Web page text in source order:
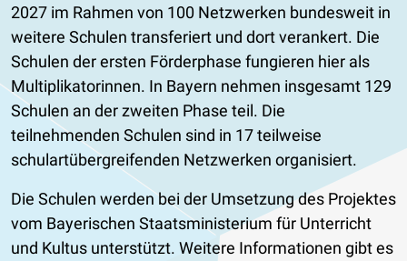
2027 im Rahmen von 100 Netzwerken bundesweit in
weitere Schulen transferiert und dort verankert. Die
Schulen der ersten Förderphase fungieren hier als
Multiplikatorinnen. In Bayern nehmen insgesamt 129
Schulen an der zweiten Phase teil. Die
teilnehmenden Schulen sind in 17 teilweise
schulartübergreifenden Netzwerken organisiert.
Die Schulen werden bei der Umsetzung des Projektes
vom Bayerischen Staatsministerium für Unterricht
und Kultus unterstützt. Weitere Informationen gibt es